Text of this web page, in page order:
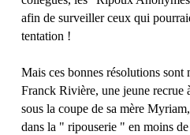
afin de surveiller ceux qui
tentation !
Mais ces bonnes résolutions sont
Franck Rivière, une jeune recrue
sous la coupe de sa mère
dans la " ripouserie " en moins